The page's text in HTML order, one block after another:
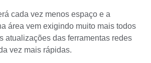
cada vez menos espaço e a
área vem exigindo muito mais todos
atualizações das ferramentas redes
vez mais rápidas.